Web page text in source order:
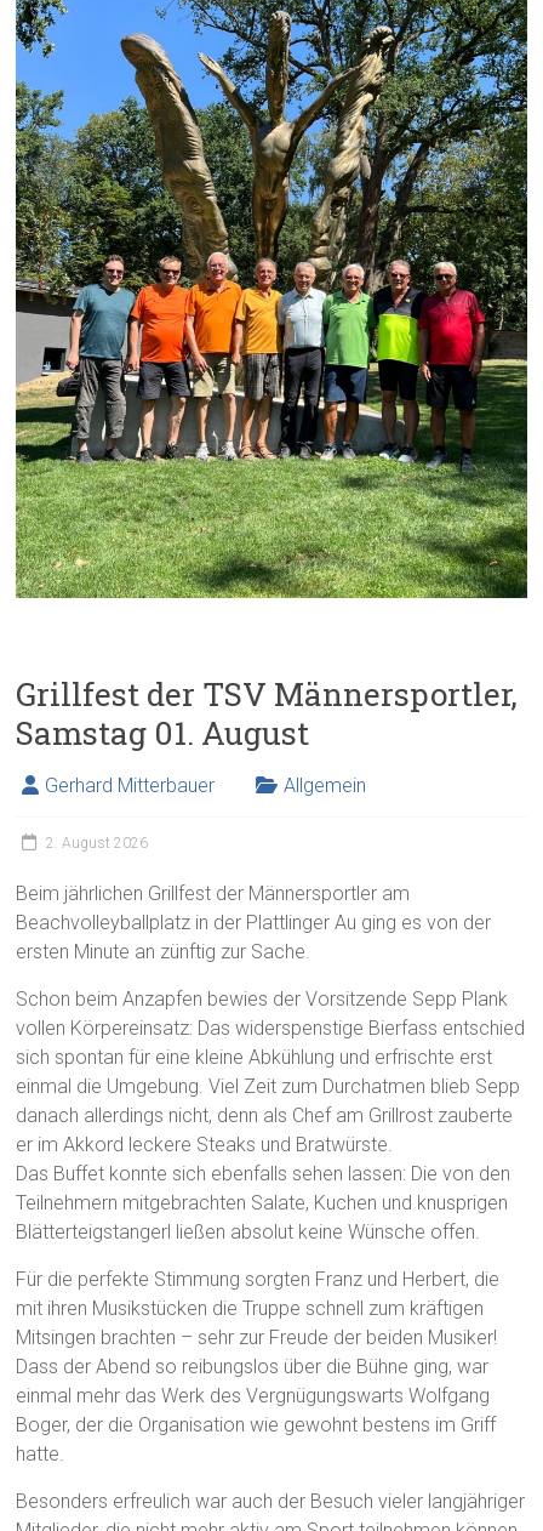
Grillfest der TSV Männersportler,
Samstag 01. August
Gerhard Mitterbauer Allgemein
2. August 2026
Beim jährlichen Grillfest der Männersportler am
Beachvolleyballplatz in der Plattlinger Au ging es von der
ersten Minute an zünftig zur Sache.
Schon beim Anzapfen bewies der Vorsitzende Sepp Plank
vollen Körpereinsatz: Das widerspenstige Bierfass entschied
sich spontan für eine kleine Abkühlung und erfrischte erst
einmal die Umgebung. Viel Zeit zum Durchatmen blieb Sepp
danach allerdings nicht, denn als Chef am Grillrost zauberte
er im Akkord leckere Steaks und Bratwürste.
Das Buffet konnte sich ebenfalls sehen lassen: Die von den
Teilnehmern mitgebrachten Salate, Kuchen und knusprigen
Blätterteigstangerl ließen absolut keine Wünsche offen.
Für die perfekte Stimmung sorgten Franz und Herbert, die
mit ihren Musikstücken die Truppe schnell zum kräftigen
Mitsingen brachten – sehr zur Freude der beiden Musiker!
Dass der Abend so reibungslos über die Bühne ging, war
einmal mehr das Werk des Vergnügungswarts Wolfgang
Boger, der die Organisation wie gewohnt bestens im Griff
hatte.
Besonders erfreulich war auch der Besuch vieler langjähriger